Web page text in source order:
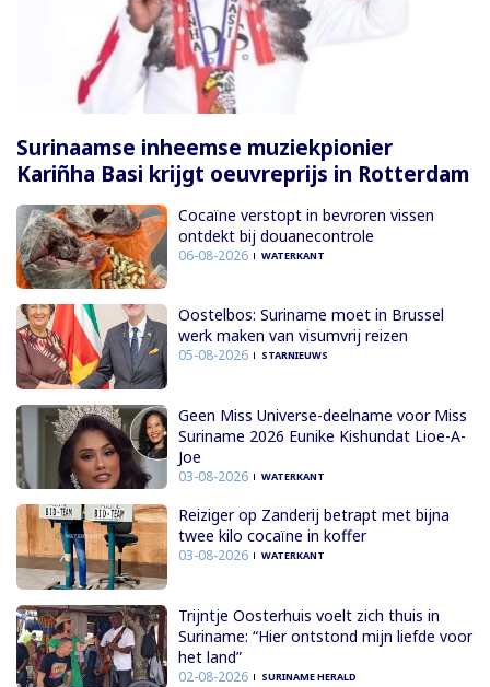
Surinaamse inheemse muziekpionier
Kariñha Basi krijgt oeuvreprijs in Rotterdam
Cocaïne verstopt in bevroren vissen
ontdekt bij douanecontrole
06-08-2026 WATERKANT
Oostelbos: Suriname moet in Brussel
werk maken van visumvrij reizen
05-08-2026 STARNIEUWS
Geen Miss Universe-deelname voor Miss
Suriname 2026 Eunike Kishundat Lioe-A-
Joe
03-08-2026 WATERKANT
Reiziger op Zanderij betrapt met bijna
twee kilo cocaïne in koffer
03-08-2026 WATERKANT
Trijntje Oosterhuis voelt zich thuis in
Suriname: “Hier ontstond mijn liefde voor
het land”
02-08-2026 SURINAME HERALD